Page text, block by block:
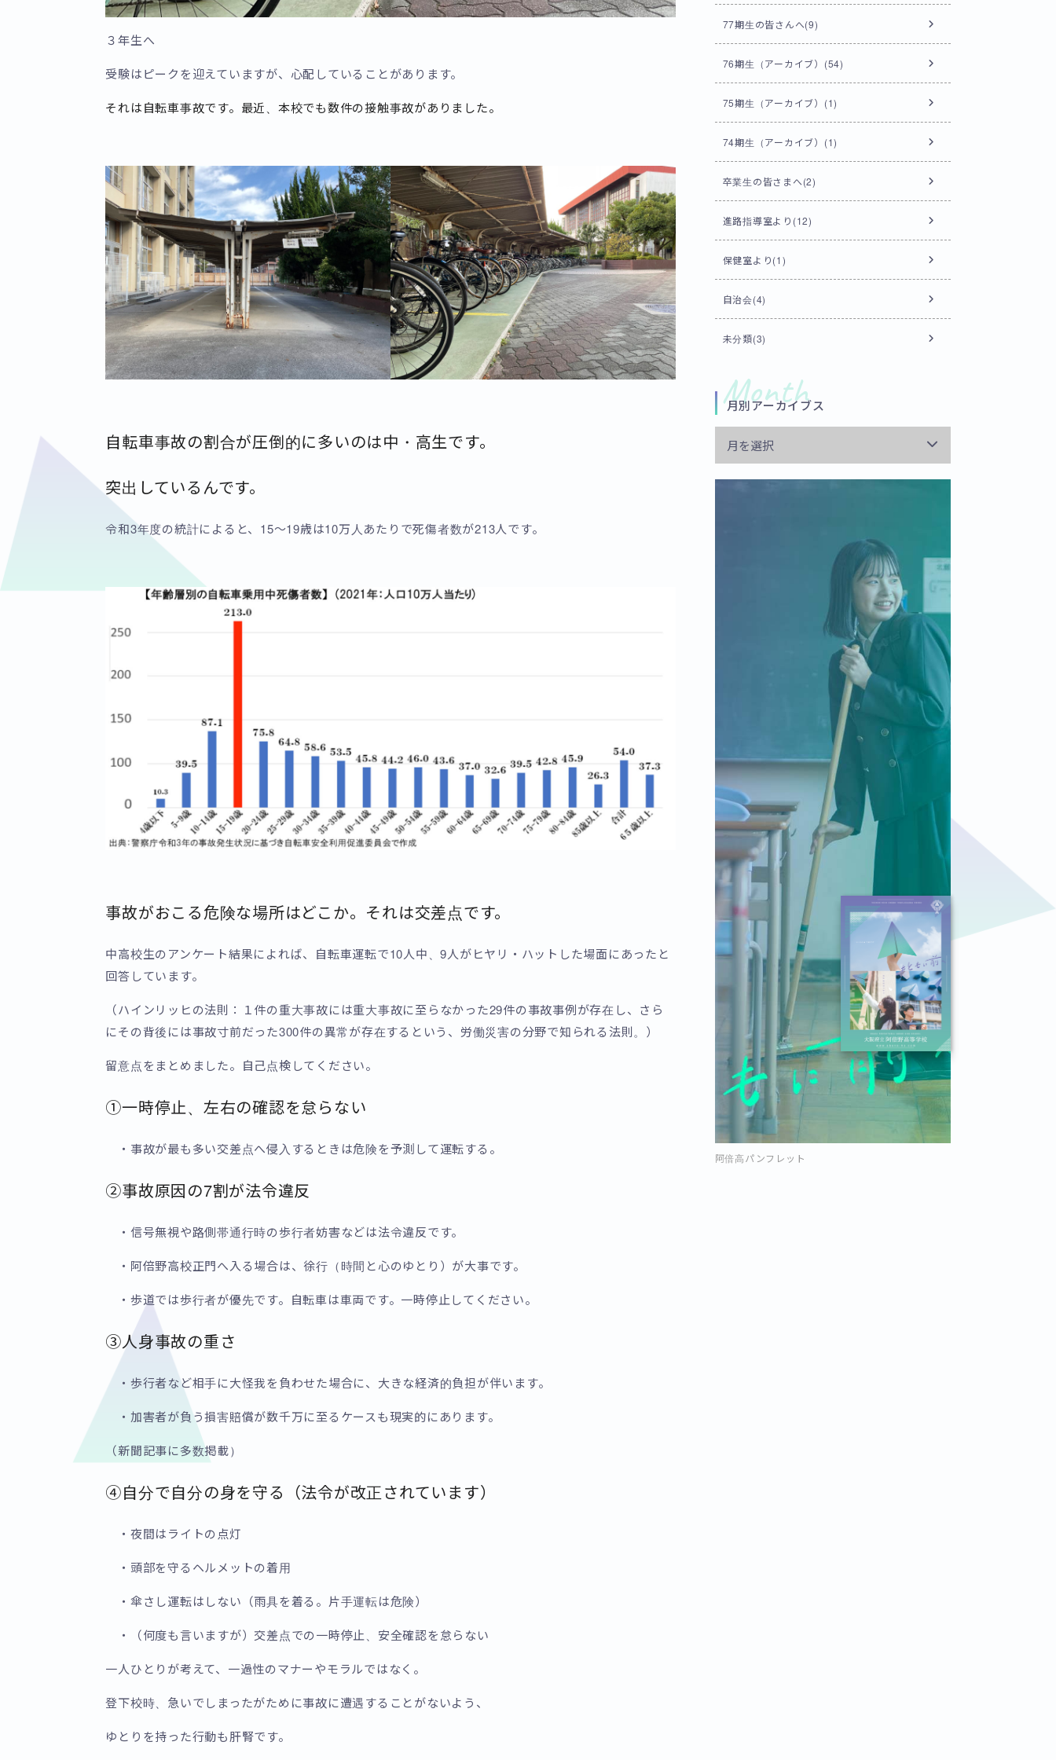
３年生へ
受験はピークを迎えていますが、心配していることがあります。
それは自転車事故です。最近、本校でも数件の接触事故がありました。
自転車事故の割合が圧倒的に多いのは中・高生です。
突出しているんです。
令和3年度の統計によると、15〜19歳は10万人あたりで死傷者数が213人です。
事故がおこる危険な場所はどこか。それは交差点です。
中高校生のアンケート結果によれば、自転車運転で10人中、9人がヒヤリ・ハットした場面にあったと
回答しています。
（ハインリッヒの法則：１件の重大事故には重大事故に至らなかった29件の事故事例が存在し、さら
にその背後には事故寸前だった300件の異常が存在するという、労働災害の分野で知られる法則。）
留意点をまとめました。自己点検してください。
①一時停止、左右の確認を怠らない
・事故が最も多い交差点へ侵入するときは危険を予測して運転する。
②事故原因の7割が法令違反
・信号無視や路側帯通行時の歩行者妨害などは法令違反です。
・阿倍野高校正門へ入る場合は、徐行（時間と心のゆとり）が大事です。
・歩道では歩行者が優先です。自転車は車両です。一時停止してください。
③人身事故の重さ
・歩行者など相手に大怪我を負わせた場合に、大きな経済的負担が伴います。
・加害者が負う損害賠償が数千万に至るケースも現実的にあります。
（新聞記事に多数掲載）
④自分で自分の身を守る（法令が改正されています）
・夜間はライトの点灯
・頭部を守るヘルメットの着用
・傘さし運転はしない（雨具を着る。片手運転は危険）
・（何度も言いますが）交差点での一時停止、安全確認を怠らない
一人ひとりが考えて、一過性のマナーやモラルではなく。
登下校時、急いでしまったがために事故に遭遇することがないよう、
ゆとりを持った行動も肝腎です。
77期生の皆さんへ(9)
76期生（アーカイブ）(54)
75期生（アーカイブ）(1)
74期生（アーカイブ）(1)
卒業生の皆さまへ(2)
進路指導室より(12)
保健室より(1)
自治会(4)
未分類(3)
月別アーカイブス
阿倍高パンフレット